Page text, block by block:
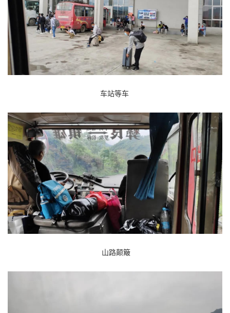
车站等车
山路颠簸